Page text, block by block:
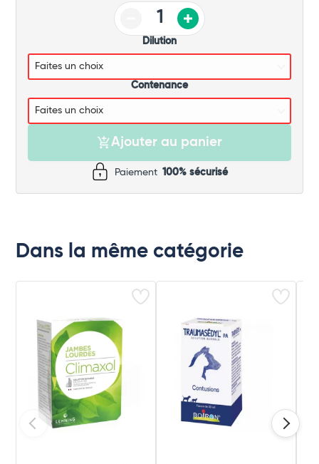
Dilution
Contenance
Ajouter au panier
Paiement 100% sécurisé
Dans la même catégorie